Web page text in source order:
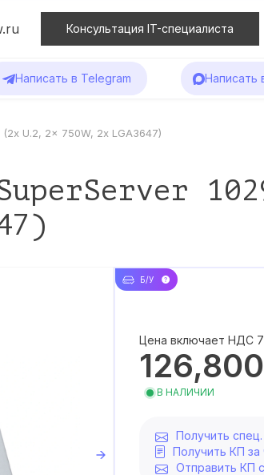
Консультация IT-специалиста
Написать в Telegram Написать
U.2, 2x 750W, 2x LGA3647)
Б/У
Цена включает НДС
В НАЛИЧИИ
Получить
Получить КП за
Отправить КП